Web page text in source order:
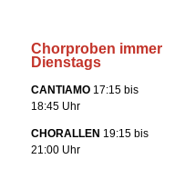
Chorproben immer
Dienstags
CANTIAMO17:15 bis
18:45 Uhr
CHORALLEN 19:15 bis
21:00 Uhr